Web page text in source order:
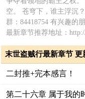
空。 苍穹下，谁主浮沉
群：84418754 有兴趣的
最新章节推荐地址：
末世盗贼行最新章节 更
二封推+完本感言！
第二十六章 属于我的